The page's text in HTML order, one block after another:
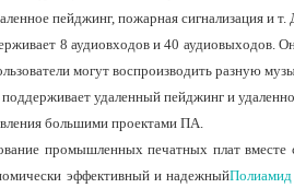
пейджинг, пожарная сигнализация и т.
8 аудиовходов и 40 аудиовыходов.
могут воспроизводить разную
удаленный пейджинг и
большими проектами ПА.
промышленных печатных плат вместе
эффективный и надежныйПолиамид